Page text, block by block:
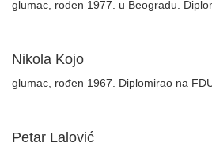
glumac, rođen 1977. u Beogradu.
Nikola Kojo
glumac, rođen 1967. Diplomirao na
Petar Lalović